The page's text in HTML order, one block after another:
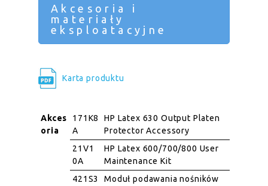
Akcesoria i
materiały
eksploatacyjne
Karta produktu
Akces
oria
171K8
A
HP Latex 630 Output Platen
Protector Accessory
21V1
0A
HP Latex 600/700/800 User
Maintenance Kit
421S3
Moduł podawania nośników